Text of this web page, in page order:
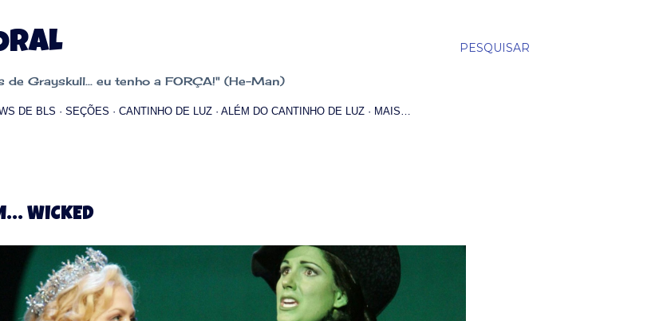
PESQUISAR
Grayskull... eu tenho a FORÇA!" (He-Man)
DE BLS SEÇÕES CANTINHO DE LUZ ALÉM DO CANTINHO DE LUZ MAIS…
WICKED